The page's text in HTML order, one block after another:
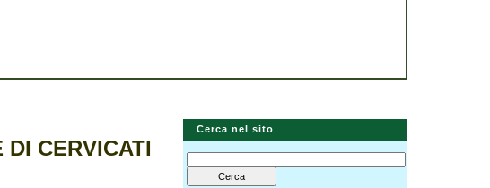
Cerca nel sito
CERVICATI